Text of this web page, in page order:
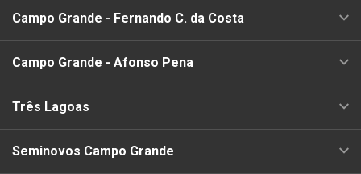
Campo Grande - Fernando C. da Costa
Campo Grande - Afonso Pena
Três Lagoas
Seminovos Campo Grande